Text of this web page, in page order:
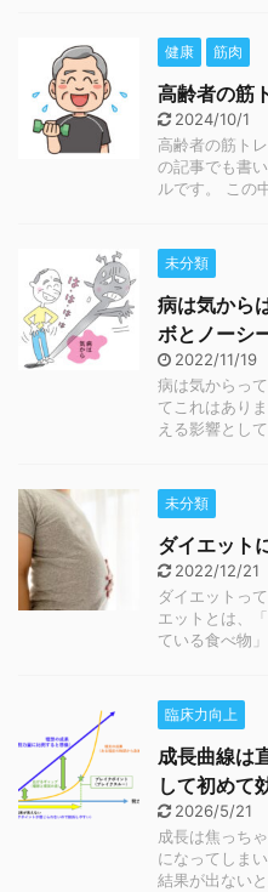
健康 筋肉
高齢者の筋
2024/10/1
高齢者の筋ト
の記事でも書
ルです。 この
未分類
病は気から
ボとノーシ
2022/11/19
病は気からっ
てこれはあり
える影響とし
未分類
ダイエット
2022/12/21
ダイエットっ
エットとは、
ている食べ物
臨床力向上
成長曲線は
して初めて
2026/5/21
成長は焦っち
になってしま
結果が出ない